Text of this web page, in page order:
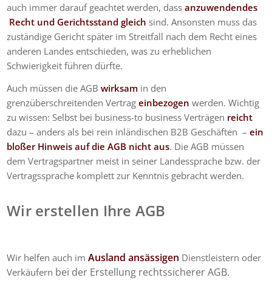
auch immer darauf geachtet werden, dassanzuwendendes
Recht und Gerichtsstand gleich sind. Ansonsten muss das
zuständige Gericht später im Streitfall nach dem Recht eines
anderen Landes entschieden, was zu erheblichen
Schwierigkeit führen dürfte.
Auch müssen die AGBwirksam in den
grenzüberschreitenden Vertrageinbezogen werden. Wichtig
zu wissen: Selbst bei business-to business Verträgen reicht
dazu– anders als bei rein inländischen B2B Geschäften –ein
bloßer Hinweis auf die AGB nicht aus. Die AGB müssen
dem Vertragspartner meist in seiner Landessprache bzw. der
Vertragssprache komplett zur Kenntnis gebracht werden.
Wir erstellen Ihre AGB
Wir helfen auch imAusland ansässigen Dienstleistern oder
Verkäufern bei der Erstellung rechtssicherer AGB.